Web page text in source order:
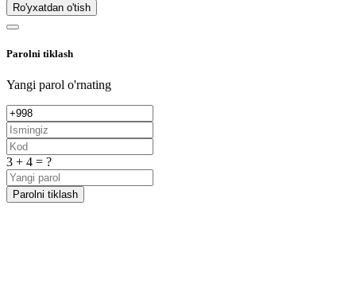
Ro'yxatdan o'tish
Parolni tiklash
Yangi parol o'rnating
3 + 4 = ?
Parolni tiklash